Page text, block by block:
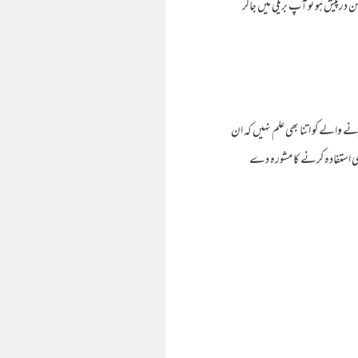
ہو تو آپ بریلی میں جاکر
والے کو اتنا بھی علم نہیں کہ ان
ہڈیوں سے علمی استفادہ کرنے کا مشورہ دے